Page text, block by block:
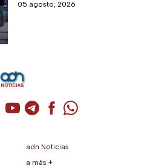
Villahermosa: Taxis, camiones
05 agosto, 2026
X / Twitter (se abre en una
de Instagram (se abre en una
Cuenta de TikTok (se abre en
Cuenta de YouTube (se abre
Cuenta de Telegram (se
Cuenta de
Cuenta de
adn Noticias
a más +